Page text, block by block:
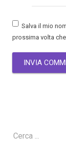
Salva il mio
prossima volta